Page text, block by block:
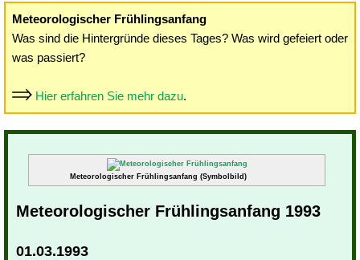
Meteorologischer Frühlingsanfang
Was sind die Hintergründe dieses Tages? Was wird gefeiert oder
was passiert?
Hier erfahren Sie mehr dazu.
Meteorologischer Frühlingsanfang (Symbolbild)
Meteorologischer Frühlingsanfang 1993
01.03.1993